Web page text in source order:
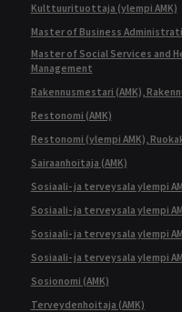
Kulttuurituottaja (ylempi AMK)
Master of Business
Master of Social Services and
Management
Rakennusmestari (AMK),
Restonomi (AMK)
Restonomi (ylempi AMK),
Sairaanhoitaja (AMK)
Sosiaali- ja terveysala ylempi
Sosiaali- ja terveysala ylempi
Sosiaali- ja terveysala ylempi
Sosiaali- ja terveysala ylempi
Sosionomi (AMK)
Terveydenhoitaja (AMK)